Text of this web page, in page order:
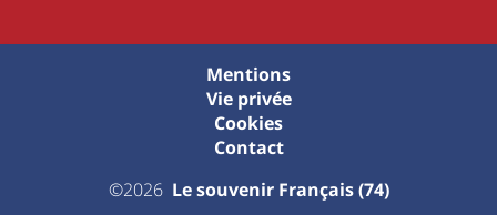
©2026 Le souvenir Français (74)
Mentions
Vie privée
Cookies
Contact